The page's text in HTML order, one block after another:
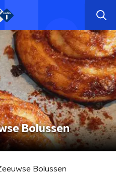
Bolussen
Bolussen